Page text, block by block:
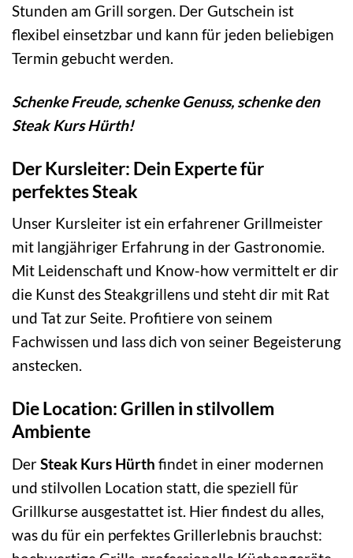
Stunden am Grill sorgen. Der Gutschein ist
flexibel einsetzbar und kann für jeden beliebigen
Termin gebucht werden.
Schenke Freude, schenke Genuss, schenke den
Steak Kurs Hürth!
Der Kursleiter: Dein Experte für
perfektes Steak
Unser Kursleiter ist ein erfahrener Grillmeister
mit langjähriger Erfahrung in der Gastronomie.
Mit Leidenschaft und Know-how vermittelt er dir
die Kunst des Steakgrillens und steht dir mit Rat
und Tat zur Seite. Profitiere von seinem
Fachwissen und lass dich von seiner Begeisterung
anstecken.
Die Location: Grillen in stilvollem
Ambiente
DerSteak Kurs Hürth findet in einer modernen
und stilvollen Location statt, die speziell für
Grillkurse ausgestattet ist. Hier findest du alles,
was du für ein perfektes Grillerlebnis brauchst: